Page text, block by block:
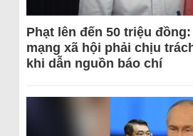
Phạt lên đến 50 triệu
mạng xã hội phải chịu
khi dẫn nguồn báo chí